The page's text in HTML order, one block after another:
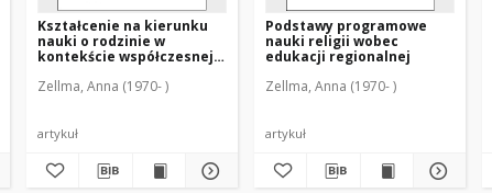
Kształcenie na kierunku
nauki o rodzinie w
kontekście współczesnej
społecznej
Zellma, Anna (1970- )
artykuł
Podstawy programowe
nauki religii wobec
edukacji regionalnej
Zellma, Anna (1970- )
artykuł